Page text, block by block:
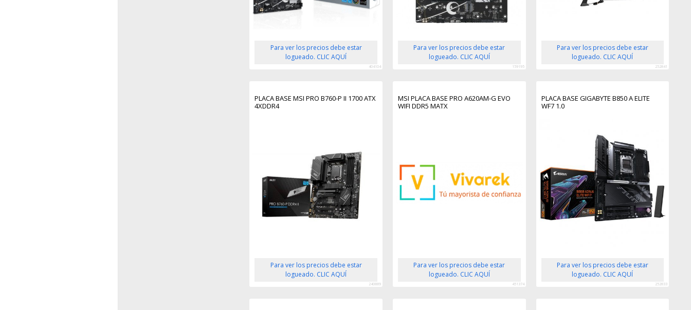
Para ver los precios debe estar
logueado. CLIC AQUÍ
404104
Para ver los precios debe estar
logueado. CLIC AQUÍ
159195
Para ver los precios debe estar
logueado. CLIC AQUÍ
252841
PLACA BASE MSI PRO B760-P II 1700 ATX
4XDDR4
Para ver los precios debe estar
logueado. CLIC AQUÍ
240889
MSI PLACA BASE PRO A620AM-G EVO
WIFI DDR5 MATX
Para ver los precios debe estar
logueado. CLIC AQUÍ
451374
PLACA BASE GIGABYTE B850 A ELITE
WF7 1.0
Para ver los precios debe estar
logueado. CLIC AQUÍ
252833